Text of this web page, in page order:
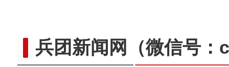
兵团新闻网 （微信号